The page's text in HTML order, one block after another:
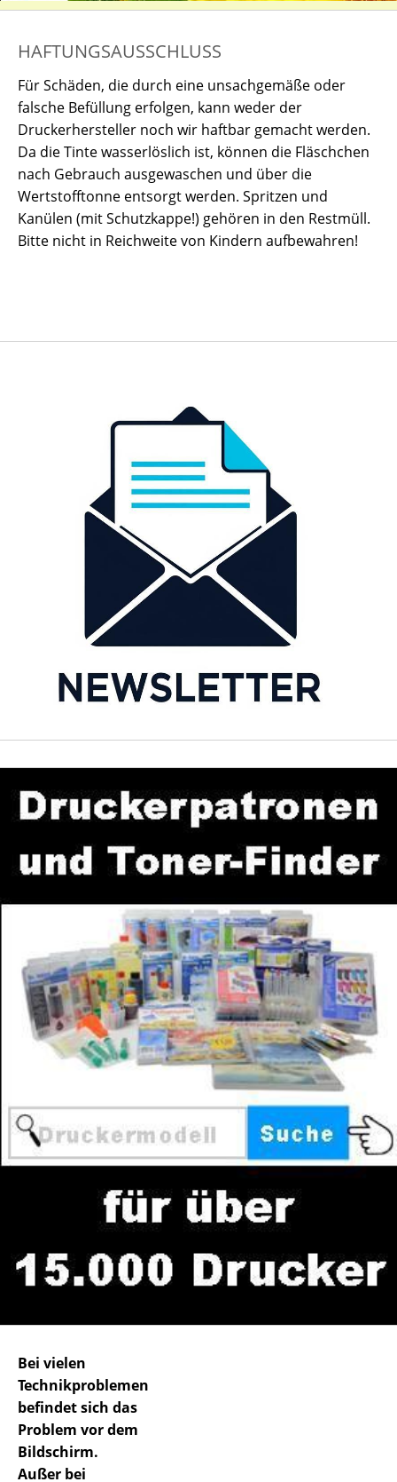
HAFTUNGSAUSSCHLUSS
Für Schäden, die durch eine unsachgemäße oder
falsche Befüllung erfolgen, kann weder der
Druckerhersteller noch wir haftbar gemacht werden.
Da die Tinte wasserlöslich ist, können die Fläschchen
nach Gebrauch ausgewaschen und über die
Wertstofftonne entsorgt werden. Spritzen und
Kanülen (mit Schutzkappe!) gehören in den Restmüll.
Bitte nicht in Reichweite von Kindern aufbewahren!
Bei vielen
Technikproblemen
befindet sich das
Problem vor dem
Bildschirm.
Außer bei